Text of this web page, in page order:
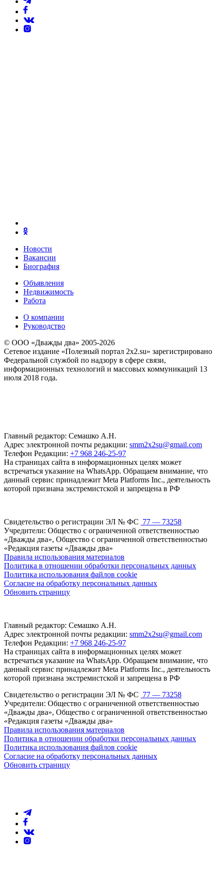
Новости
Вакансии
Биография
Объявления
Недвижимость
Работа
О компании
Руководство
© ООО «Дважды два» 2005-2026
Сетевое издание «Полезный портал 2x2.su» зарегистрировано
Федеральной службой по надзору в сфере связи,
информационных технологий и массовых коммуникаций 13
июля 2018 года.
Главный редактор: Семашко А.Н.
Адрес электронной почты редакции: smm2x2su@gmail.com
Телефон Редакции: +7 968 246-25-97
На страницах сайта в информационных целях может
встречаться указание на WhatsApp. Обращаем внимание, что
данный сервис принадлежит Meta Platforms Inc., деятельность
которой признана экстремистской и запрещена в РФ
Свидетельство о регистрации ЭЛ № ФС 77 — 73258
Учредители: Общество с ограниченной ответственностью
«Дважды два», Общество с ограниченной ответственностью
«Редакция газеты «Дважды два»
Правила использования материалов
Политика в отношении обработки персональных данных
Политика использования файлов cookie
Согласие на обработку персональных данных
Обновить страницу
Главный редактор: Семашко А.Н.
Адрес электронной почты редакции: smm2x2su@gmail.com
Телефон Редакции: +7 968 246-25-97
На страницах сайта в информационных целях может
встречаться указание на WhatsApp. Обращаем внимание, что
данный сервис принадлежит Meta Platforms Inc., деятельность
которой признана экстремистской и запрещена в РФ
Свидетельство о регистрации ЭЛ № ФС 77 — 73258
Учредители: Общество с ограниченной ответственностью
«Дважды два», Общество с ограниченной ответственностью
«Редакция газеты «Дважды два»
Правила использования материалов
Политика в отношении обработки персональных данных
Политика использования файлов cookie
Согласие на обработку персональных данных
Обновить страницу